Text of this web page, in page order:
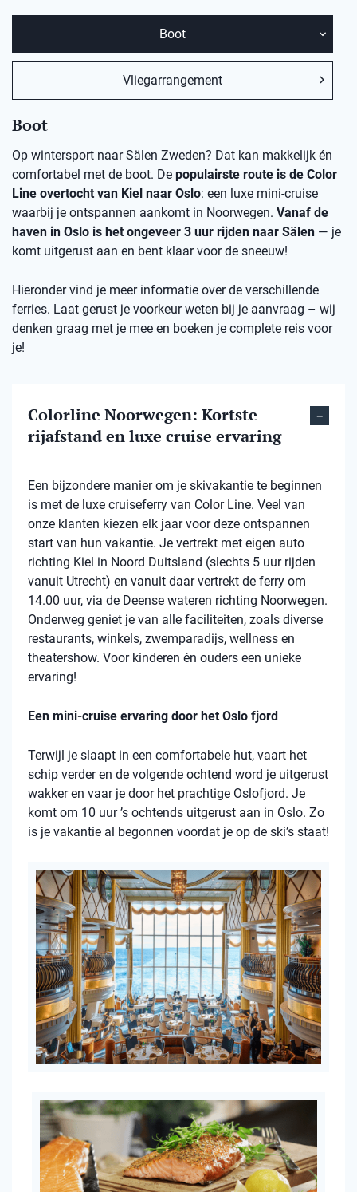
Boot
Vliegarrangement
Boot
Op wintersport naar Sälen Zweden? Dat kan makkelijk én
comfortabel met de boot. De populairste route is de Color
Line overtocht van Kiel naar Oslo: een luxe mini-cruise
waarbij je ontspannen aankomt in Noorwegen. Vanaf de
haven in Oslo is het ongeveer 3 uur rijden naar Sälen — je
komt uitgerust aan en bent klaar voor de sneeuw!
Hieronder vind je meer informatie over de verschillende
ferries. Laat gerust je voorkeur weten bij je aanvraag – wij
denken graag met je mee en boeken je complete reis voor
je!
Colorline Noorwegen: Kortste
rijafstand en luxe cruise ervaring
Een bijzondere manier om je skivakantie te beginnen
is met de luxe cruiseferry van Color Line. Veel van
onze klanten kiezen elk jaar voor deze ontspannen
start van hun vakantie. Je vertrekt met eigen auto
richting Kiel in Noord Duitsland (slechts 5 uur rijden
vanuit Utrecht) en vanuit daar vertrekt de ferry om
14.00 uur, via de Deense wateren richting Noorwegen.
Onderweg geniet je van alle faciliteiten, zoals diverse
restaurants, winkels, zwemparadijs, wellness en
theatershow. Voor kinderen én ouders een unieke
ervaring!
Een mini-cruise ervaring door het Oslo fjord
Terwijl je slaapt in een comfortabele hut, vaart het
schip verder en de volgende ochtend word je uitgerust
wakker en vaar je door het prachtige Oslofjord. Je
komt om 10 uur ’s ochtends uitgerust aan in Oslo. Zo
is je vakantie al begonnen voordat je op de ski’s staat!